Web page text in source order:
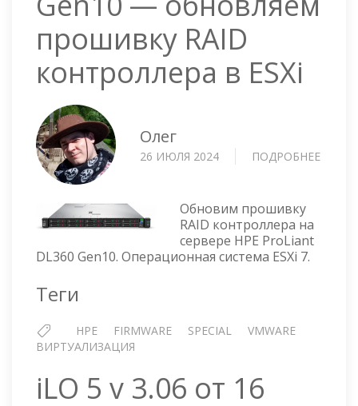
прошивку RAID
контроллера в ESXi
Олег
26 ИЮЛЯ 2024 ПОДРОБНЕЕ
Обновим прошивку
RAID контроллера на
сервере HPE ProLiant
DL360 Gen10. Операционная система ESXi 7.
Теги
HPE FIRMWARE SPECIAL
VMWARE
ВИРТУАЛИЗАЦИЯ
iLO 5 v 3.06 от 16